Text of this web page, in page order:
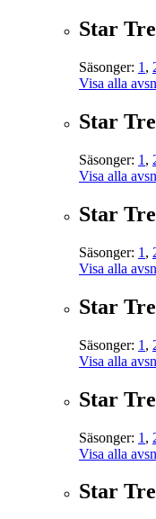
Star
Säsonger: 1 ,
Visa alla
Star
Säsonger: 1 ,
Visa alla
Star
Säsonger: 1 ,
Visa alla
Star
Säsonger: 1 ,
Visa alla
Star
Säsonger: 1 ,
Visa alla
Star